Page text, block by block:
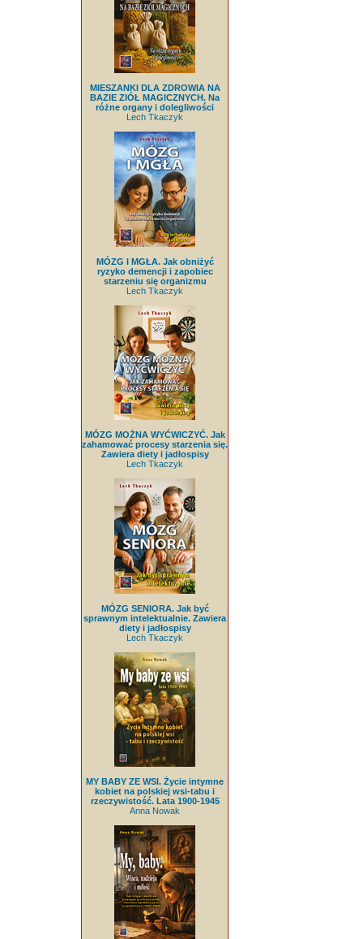
MIESZANKI DLA ZDROWIA NA
BAZIE ZIÓŁ MAGICZNYCH. Na
różne organy i dolegliwości
Lech Tkaczyk
MÓZG I MGŁA. Jak obniżyć
ryzyko demencji i zapobiec
starzeniu się organizmu
Lech Tkaczyk
MÓZG MOŻNA WYĆWICZYĆ. Jak
zahamować procesy starzenia się.
Zawiera diety i jadłospisy
Lech Tkaczyk
MÓZG SENIORA. Jak być
sprawnym intelektualnie. Zawiera
diety i jadłospisy
Lech Tkaczyk
MY BABY ZE WSI. Życie intymne
kobiet na polskiej wsi-tabu i
rzeczywistość. Lata 1900-1945
Anna Nowak